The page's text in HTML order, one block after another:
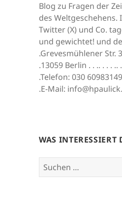
Blog zu Fragen der
des Weltgeschehens.
Twitter (X) und Co.
und gewichtet! und
.Grevesmühlener Str.
.13059 Berlin . . .. . . . ..
.Telefon: 030
.E-Mail:
WAS INTERESSIERT
Suchen
nach: